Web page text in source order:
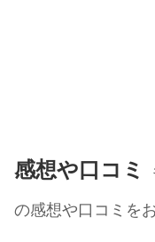
感想や口コミ
の感想や口コミを